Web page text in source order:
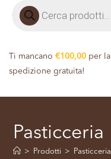
Ti mancano €100,00 per la
spedizione gratuita!
Pasticceria
> Prodotti > Pasticceria